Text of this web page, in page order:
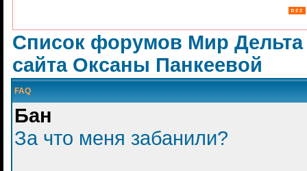
Список форумов Мир
сайта Оксаны Панкеевой
FAQ
Бан
За что меня забанили?